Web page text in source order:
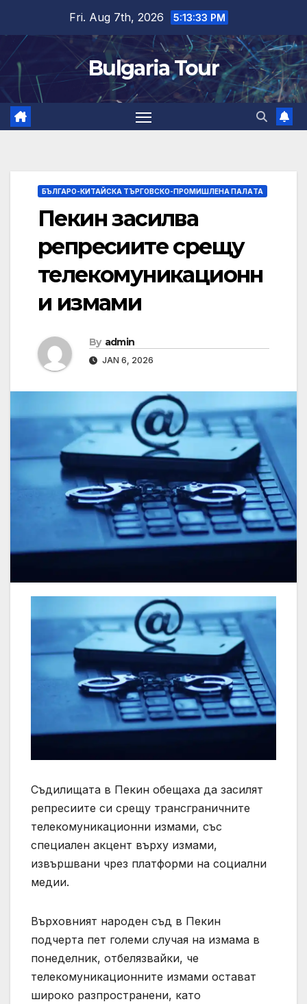
content
Fri. Aug 7th, 2026 5:13:34 PM
Bulgaria Tour
БЪЛГАРО-КИТАЙСКА ТЪРГОВСКО-ПРОМИШЛЕНА ПАЛAТА
Пекин засилва
репресиите срещу
телекомуникационн
и измами
By admin
JAN 6, 2026
Съдилищата в Пекин обещаха да засилят
репресиите си срещу трансграничните
телекомуникационни измами, със
специален акцент върху измами,
извършвани чрез платформи на социални
медии.
Върховният народен съд в Пекин
подчерта пет големи случая на измама в
понеделник, отбелязвайки, че
телекомуникационните измами остават
широко разпространени, като